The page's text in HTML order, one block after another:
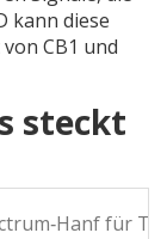
kann diese
CB1 und
steckt
für